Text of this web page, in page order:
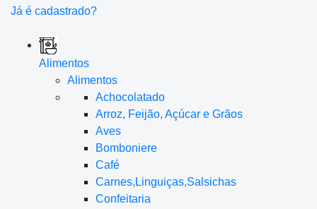
Já é cadastrado?
Alimentos
Alimentos
Achocolatado
Arroz, Feijão, Açúcar e Grãos
Aves
Bomboniere
Café
Carnes,Linguiças,Salsichas
Confeitaria